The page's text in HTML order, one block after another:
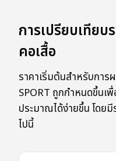
การเปรียบเทียบ
คอเสื้อ
ราคาเริ่มต้นสำหรับกา
SPORT ถูกกำหนดขึ้นเ
ประมาณได้ง่ายขึ้น โดย
ไปนี้